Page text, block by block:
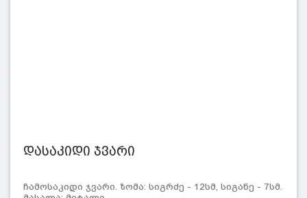
დასაკიდი ჯვარი
ჩამოსაკიდი ჯვარი. ზომა: სიგრძე - 12სმ, სიგანე - 7სმ.